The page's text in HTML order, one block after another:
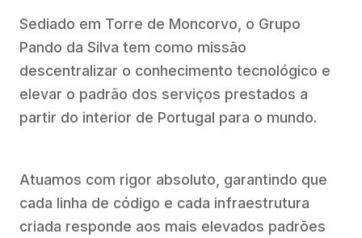
Sediado em Torre de Moncorvo, o Grupo
Pando da Silva tem como missão
descentralizar o conhecimento tecnológico e
elevar o padrão dos serviços prestados a
partir do interior de Portugal para o mundo.
Atuamos com rigor absoluto, garantindo que
cada linha de código e cada infraestrutura
criada responde aos mais elevados padrões